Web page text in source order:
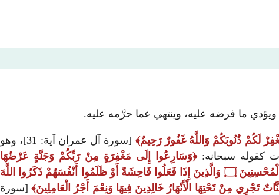
ويؤدي ما فرضه عليه، وينتهي عما حرَّمه عليه.
لَكُمْ ذُنُوبَكُمْ وَاللَّهُ غَفُورٌ رَحِيمٌ
[سورة آل عمران آية: 31]، وهو
كقوله سبحانه: وَسَارِعُوا إِلَى مَغْفِرَةٍ مِنْ رَبِّكُمْ وَجَنَّةٍ عَرْضُهَا
۝
وَالَّذِينَ إِذَا فَعَلُوا فَاحِشَةً أَوْ ظَلَمُوا أَنْفُسَهُمْ ذَكَرُوا اللَّهَ
تَجْرِي مِنْ تَحْتِهَا الْأَنْهَارُ خَالِدِينَ فِيهَا وَنِعْمَ أَجْرُ الْعَامِلِينَ [سورة